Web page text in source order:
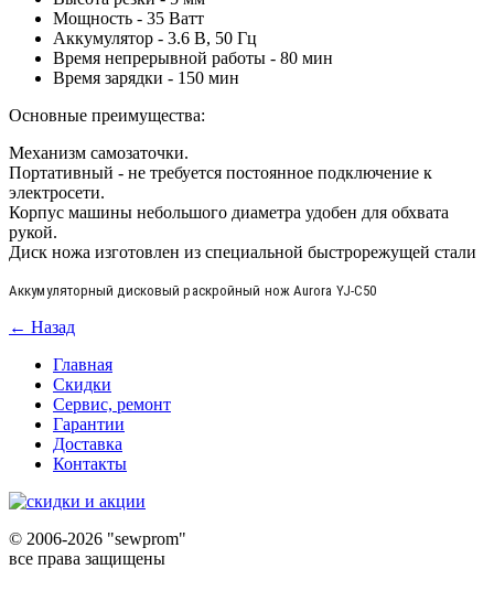
Мощность - 35 Ватт
Аккумулятор - 3.6 В, 50 Гц
Время непрерывной работы - 80 мин
Время зарядки - 150 мин
Основные преимущества:
Механизм самозаточки.
Портативный - не требуется постоянное подключение к
электросети.
Корпус машины небольшого диаметра удобен для обхвата
рукой.
Диск ножа изготовлен из специальной быстрорежущей стали
Аккумуляторный дисковый раскройный нож Aurora YJ-C50
← Назад
Главная
Скидки
Сервис, ремонт
Гарантии
Доставка
Контакты
© 2006-2026 "sewprom"
все права защищены